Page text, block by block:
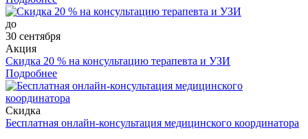
до
30 сентября
Акция
Скидка 20 % на консультацию терапевта и УЗИ
Подробнее
Скидка
Бесплатная онлайн-консультация медицинского координатора